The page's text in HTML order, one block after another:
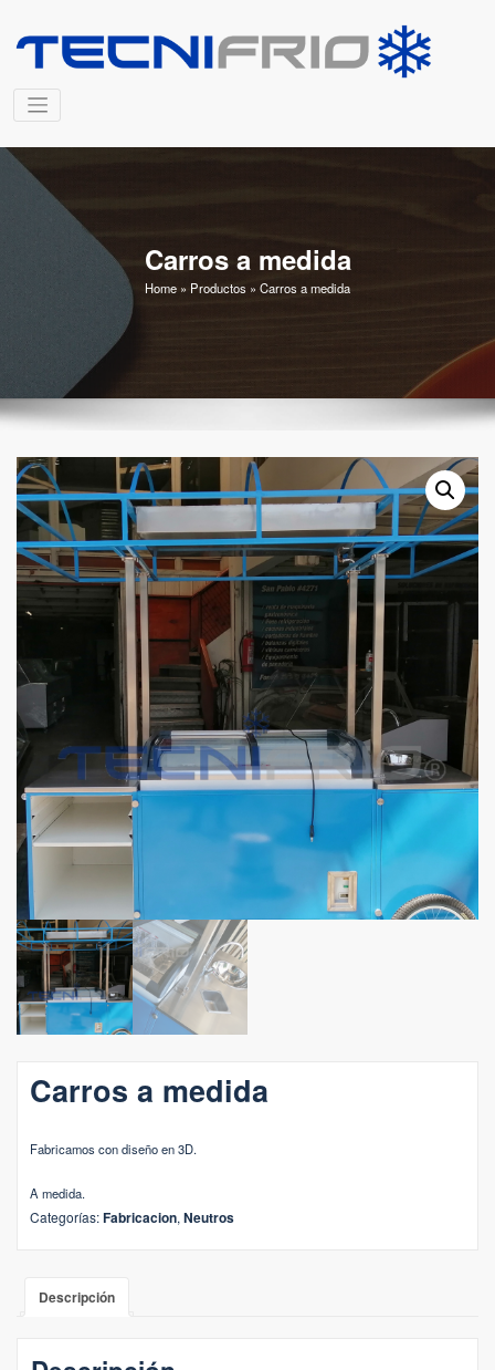
Carros a medida
Home » Productos » Carros a medida
Carros a medida
Fabricamos con diseño en 3D.
A medida.
Categorías:Fabricacion, Neutros
Descripción